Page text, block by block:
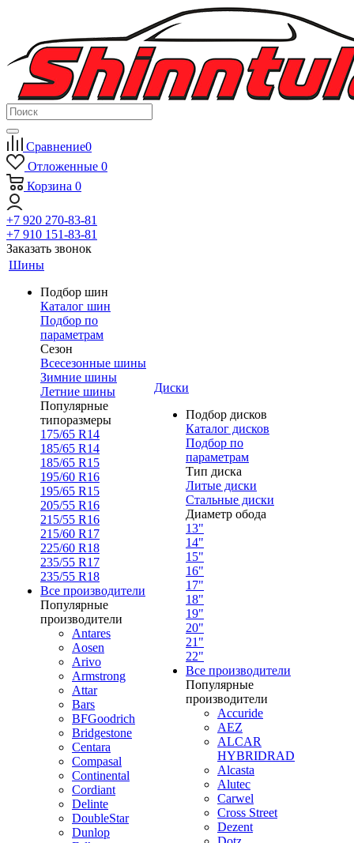
Сравнение0
Отложенные 0
Корзина 0
+7 920 270-83-81
+7 910 151-83-81
Заказать звонок
Шины
Подбор шин
Каталог шин
Подбор по
параметрам
Сезон
Всесезонные шины
Зимние шины
Летние шины
Популярные
типоразмеры
175/65 R14
185/65 R14
185/65 R15
195/60 R16
195/65 R15
205/55 R16
215/55 R16
215/60 R17
225/60 R18
235/55 R17
235/55 R18
Все производители
Популярные
производители
Antares
Aosen
Arivo
Armstrong
Attar
Bars
BFGoodrich
Bridgestone
Centara
Compasal
Continental
Cordiant
Delinte
DoubleStar
Dunlop
Диски
Подбор дисков
Каталог дисков
Подбор по
параметрам
Тип диска
Литые диски
Стальные диски
Диаметр обода
13"
14"
15"
16"
17"
18"
19"
20"
21"
22"
Все производители
Популярные
производители
Accuride
AEZ
ALCAR
HYBRIDRAD
Alcasta
Alutec
Carwel
Cross Street
Dezent